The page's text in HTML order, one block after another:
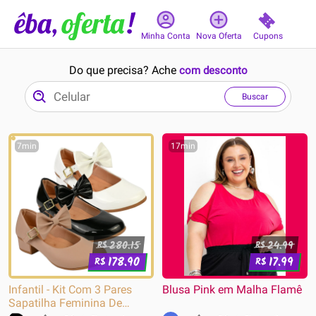
Minha Conta Nova Oferta Cupons
Do que precisa? Ache com desconto
Buscar
7min
R$280.15
R$178.90
Infantil - Kit Com 3 Pares
Sapatilha Feminina De
17min
R$24.99
R$17.99
Blusa Pink em Malha Flamê